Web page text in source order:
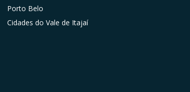
Porto Belo
Cidades do Vale de Itajaí